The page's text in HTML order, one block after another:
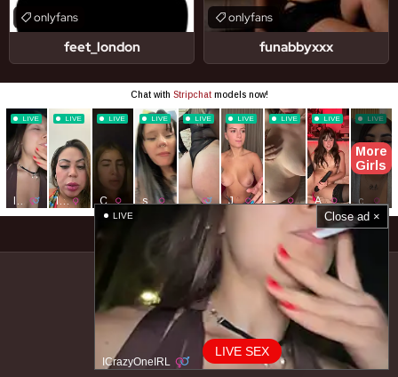
LIVE SEX
LIVE
ICrazyOneIRL
Close ad ×
feet_london
onlyfans
funabbyxxx
onlyfans
© FapelloFans. All Rights Reserved.
Home Content Removal